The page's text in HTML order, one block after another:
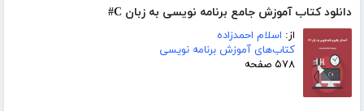
دانلود کتاب آموزش جامع برنامه نویسی به زبان C#
از: اسلام احمدزاده
کتاب‌های آموزش برنامه نویسی
۵۷۸ صفحه